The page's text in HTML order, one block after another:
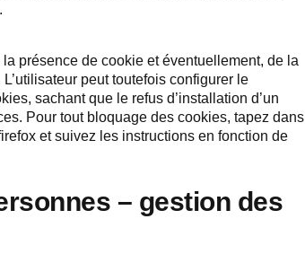
présence de cookie et éventuellement, de la
peut toutefois configurer le
sachant que le refus d’installation d’un
Pour tout bloquage des cookies, tapez dans
et suivez les instructions en fonction de
– gestion des